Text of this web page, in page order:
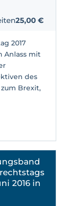
25,00 €
2017
Anlass mit
des
Brexit,
2016 in